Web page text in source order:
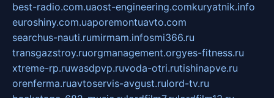
best-radio.com.uaost-engineering.comkuryatnik.info
euroshiny.com.uaporemontuavto.com
searchus-nauti.rumirmam.infosmi366.ru
transgazstroy.ruorgmanagement.orgyes-fitness.ru
xtreme-rp.ruwasdpvp.ruvoda-otri.rutishinapve.ru
orenferma.ruavtoservis-avgust.rulord-tv.ru